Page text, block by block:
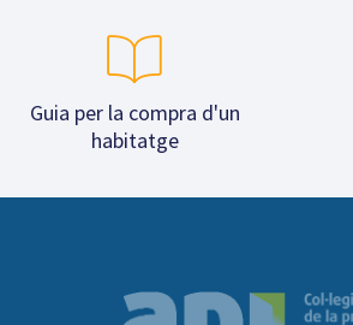
Guia per la compra d'un
habitatge